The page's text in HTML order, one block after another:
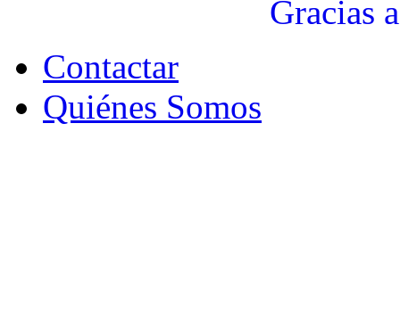
Gracias a
Contactar
Quiénes Somos